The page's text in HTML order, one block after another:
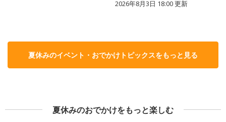
2026年8月3日 18:00更新
夏休みのイベント・おでかけトピックスをもっと見る
夏休みのおでかけをもっと楽しむ